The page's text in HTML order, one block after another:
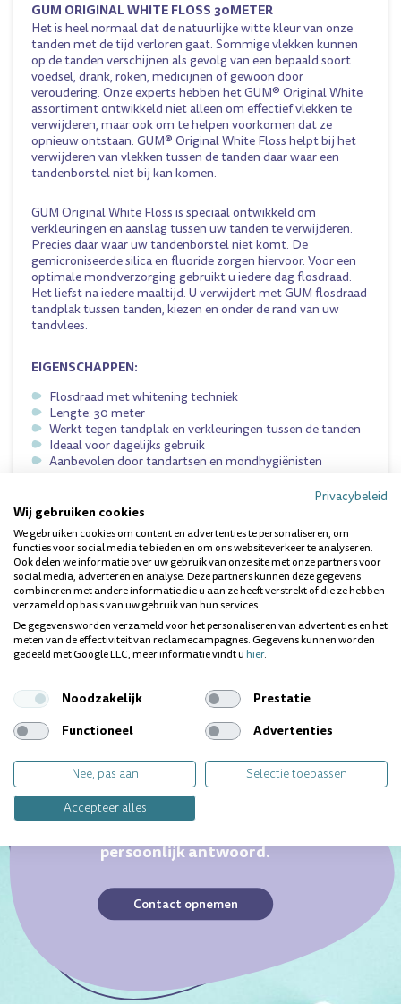
GUM ORIGINAL WHITE FLOSS 30METER
Het is heel normaal dat de natuurlijke witte kleur van onze
tanden met de tijd verloren gaat. Sommige vlekken kunnen
op de tanden verschijnen als gevolg van een bepaald soort
voedsel, drank, roken, medicijnen of gewoon door
veroudering. Onze experts hebben het GUM® Original White
assortiment ontwikkeld niet alleen om effectief vlekken te
verwijderen, maar ook om te helpen voorkomen dat ze
opnieuw ontstaan. GUM® Original White Floss helpt bij het
verwijderen van vlekken tussen de tanden daar waar een
tandenborstel niet bij kan komen.
GUM Original White Floss is speciaal ontwikkeld om
verkleuringen en aanslag tussen uw tanden te verwijderen.
Precies daar waar uw tandenborstel niet komt. De
gemicroniseerde silica en fluoride zorgen hiervoor. Voor een
optimale mondverzorging gebruikt u iedere dag flosdraad.
Het liefst na iedere maaltijd. U verwijdert met GUM flosdraad
tandplak tussen tanden, kiezen en onder de rand van uw
tandvlees.
EIGENSCHAPPEN:
Flosdraad met whitening techniek
Lengte: 30 meter
Werkt tegen tandplak en verkleuringen tussen de tanden
Ideaal voor dagelijks gebruik
Aanbevolen door tandartsen en mondhygiënisten
Dit product kunt u vinden in de volgende categorie:
Vragen over dit product? Wij helpen je
graag!
Ieder gebit is uniek. Heb je
een specifieke vraag?
persoonlijk antwoord.
Contact opnemen
Privacybeleid
Wij gebruiken cookies
We gebruiken cookies om content en advertenties te personaliseren, om
functies voor social media te bieden en om ons websiteverkeer te analyseren.
Ook delen we informatie over uw gebruik van onze site met onze partners voor
social media, adverteren en analyse. Deze partners kunnen deze gegevens
combineren met andere informatie die u aan ze heeft verstrekt of die ze hebben
verzameld op basis van uw gebruik van hun services.
De gegevens worden verzameld voor het personaliseren van advertenties en het
meten van de effectiviteit van reclamecampagnes. Gegevens kunnen worden
gedeeld met Google LLC, meer informatie vindt uhier.
Noodzakelijk
Prestatie
Functioneel
Advertenties
Nee, pas aan
Selectie toepassen
Accepteer alles